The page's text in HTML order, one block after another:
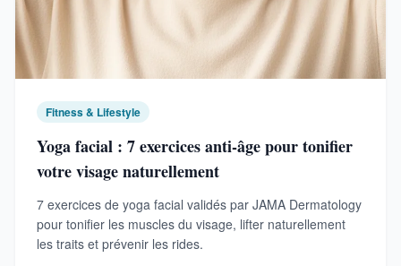
Fitness & Lifestyle
Yoga facial : 7 exercices anti-âge pour tonifier
votre visage naturellement
7 exercices de yoga facial validés par JAMA Dermatology
pour tonifier les muscles du visage, lifter naturellement
les traits et prévenir les rides.